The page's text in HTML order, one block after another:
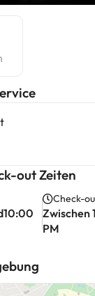
out Zeiten
Check-
Zwischen
PM